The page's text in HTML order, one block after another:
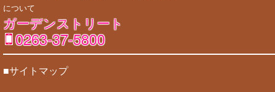
について
ガーデンストリート
0263-37-5800
■サイトマップ